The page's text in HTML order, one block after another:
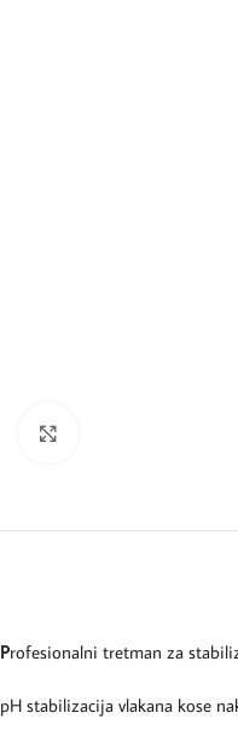
Profesionalni tretman za
pH stabilizacija vlakana kose